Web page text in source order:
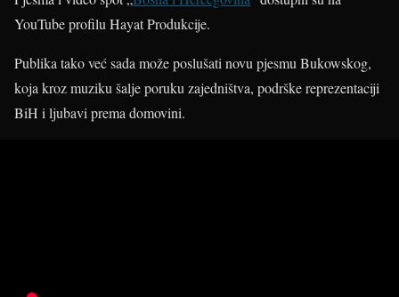
YouTube profilu Hayat Produkcije.
Publika tako već sada može poslušati novu pjesmu Bukowskog,
koja kroz muziku šalje poruku zajedništva, podrške reprezentaciji
BiH i ljubavi prema domovini.